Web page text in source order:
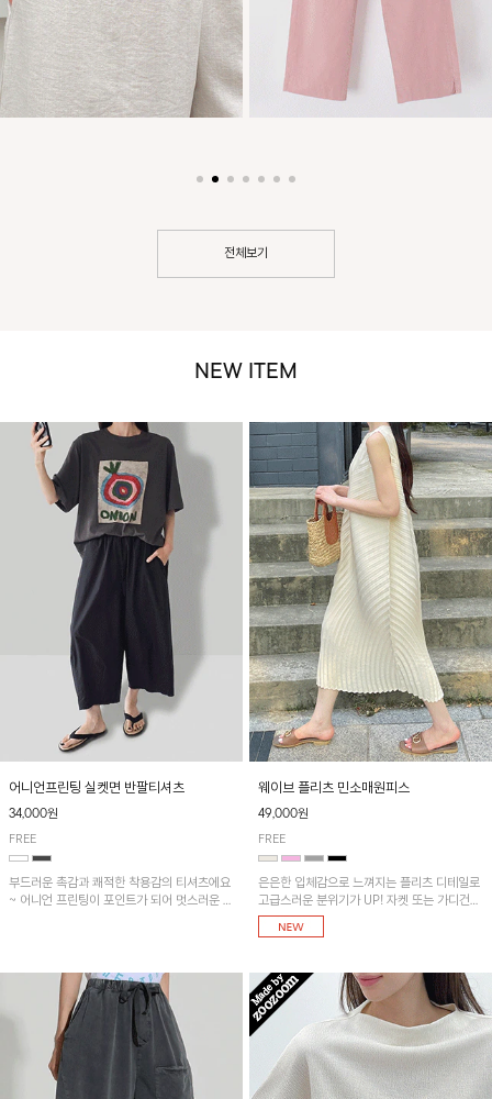
전체보기
NEW ITEM
어니언프린팅 실켓면 반팔티셔츠
34,000원
FREE
부드러운 촉감과 쾌적한 착용감의 티셔츠에요
~ 어니언 프린팅이 포인트가 되어 멋스러운 아
웨이브 플리츠 민소매원피스
49,000원
FREE
은은한 입체감으로 느껴지는 플리츠 디테일로
고급스러운 분위기가 UP! 자켓 또는 가디건과
같이 매치해도 잘 어울린답니다!